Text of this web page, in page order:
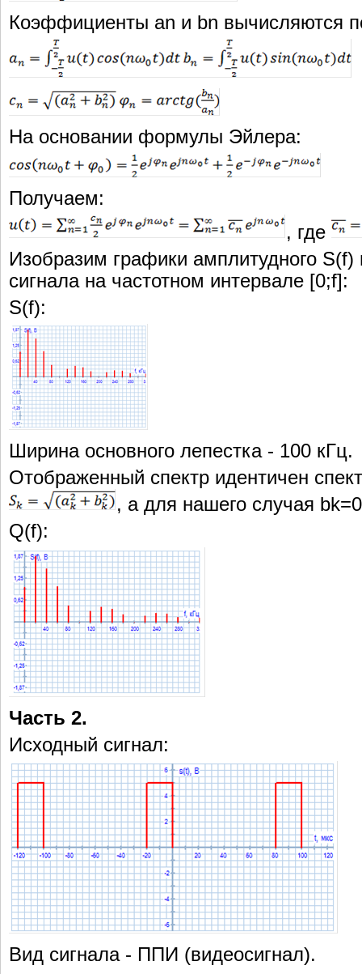
Коэффициенты an и bn вычисляются
На основании формулы Эйлера:
Получаем:
, где
Изобразим графики амплитудного S(f)
сигнала на частотном интервале [0;f]:
S(f):
Ширина основного лепестка - 100 кГц.
Отображенный спектр идентичен
, а для нашего случая
Q(f):
Часть 2.
Исходный сигнал:
Вид сигнала - ППИ (видеосигнал).